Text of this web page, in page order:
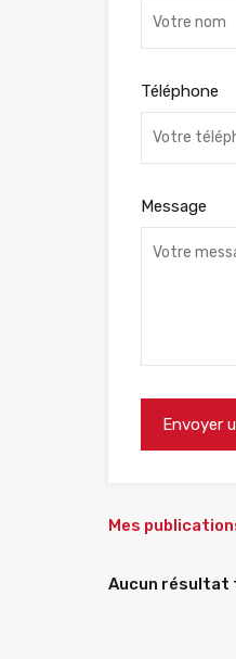
Téléphone
Message
Mes
Aucun résultat